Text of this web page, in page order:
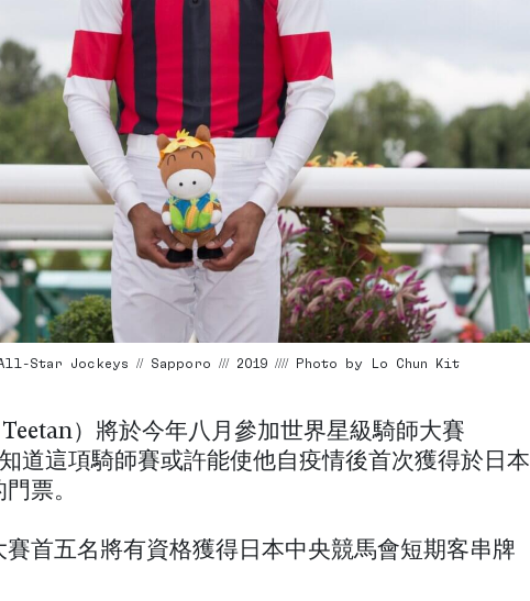
All-Star Jockeys // Sapporo /// 2019 //// Photo by Lo Chun Kit
）將於今年八月參加世界星級騎師大賽
知道這項騎師賽或許能使他自疫情後首次獲得於日本
票。
首五名將有資格獲得日本中央競馬會短期客串牌